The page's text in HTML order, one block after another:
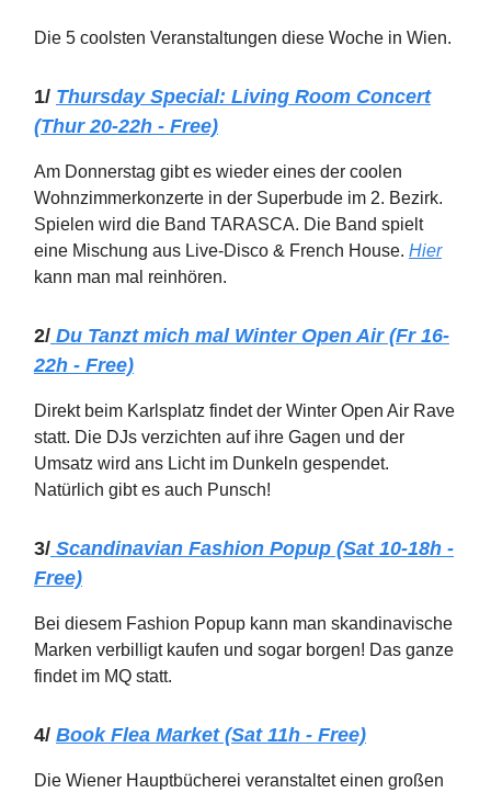
Die 5 coolsten Veranstaltungen diese Woche in Wien.
1/ Thursday Special: Living Room Concert
(Thur 20-22h - Free)
Am Donnerstag gibt es wieder eines der coolen
Wohnzimmerkonzerte in der Superbude im 2. Bezirk.
Spielen wird die Band TARASCA. Die Band spielt
eine Mischung aus Live-Disco & French House. Hier
kann man mal reinhören.
2/ Du Tanzt mich mal Winter Open Air (Fr 16-
22h - Free)
Direkt beim Karlsplatz findet der Winter Open Air Rave
statt. Die DJs verzichten auf ihre Gagen und der
Umsatz wird ans Licht im Dunkeln gespendet.
Natürlich gibt es auch Punsch!
3/ Scandinavian Fashion Popup (Sat 10-18h -
Free)
Bei diesem Fashion Popup kann man skandinavische
Marken verbilligt kaufen und sogar borgen! Das ganze
findet im MQ statt.
4/ Book Flea Market (Sat 11h - Free)
Die Wiener Hauptbücherei veranstaltet einen großen